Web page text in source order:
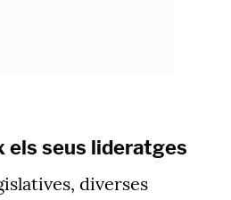
els seus lideratges
diverses